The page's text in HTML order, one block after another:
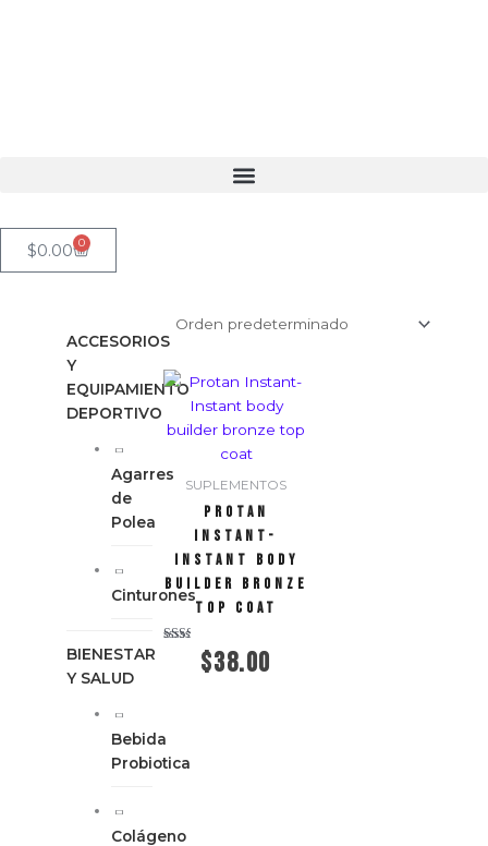
$0.00 0
Cart
ACCESORIOS
Y
EQUIPAMIENTO
DEPORTIVO
Agarres
de
Polea
Cinturones
BIENESTAR
Y SALUD
Bebida
Probiotica
Colágeno
SUPLEMENTOS
Protan
Instant-
Instant body
builder bronze
top coat
Valorado
$38.00